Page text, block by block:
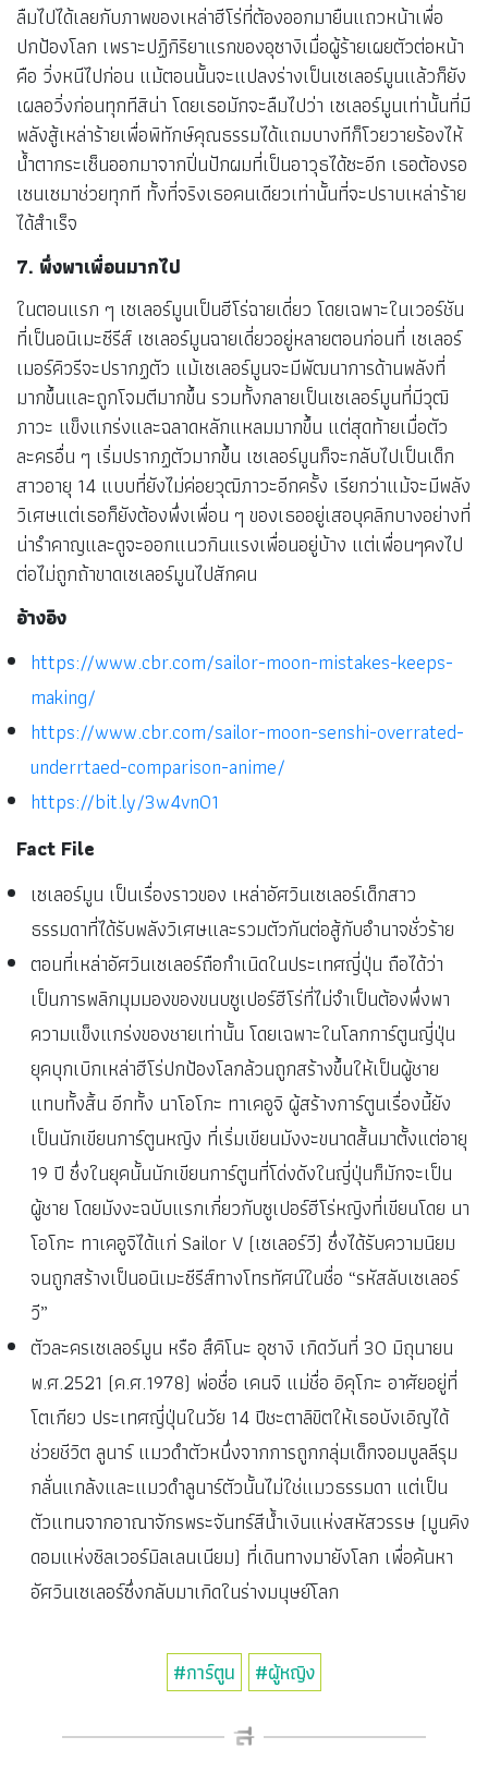
ลืมไปได้เลยกับภาพของเหล่าฮีโร่ที่ต้องออกมายืนแถวหน้าเพื่อ
ปกป้องโลก เพราะปฏิกิริยาแรกของอุซางิเมื่อผู้ร้ายเผยตัวต่อหน้า
คือ วิ่งหนีไปก่อน แม้ตอนนั้นจะแปลงร่างเป็นเซเลอร์มูนแล้วก็ยัง
เผลอวิ่งก่อนทุกทีสิน่า โดยเธอมักจะลืมไปว่า เซเลอร์มูนเท่านั้นที่มี
พลังสู้เหล่าร้ายเพื่อพิทักษ์คุณธรรมได้แถมบางทีก็โวยวายร้องไห้
น้ำตากระเซ็นออกมาจากปิ่นปักผมที่เป็นอาวุธได้ซะอีก เธอต้องรอ
เซนเซมาช่วยทุกที ทั้งที่จริงเธอคนเดียวเท่านั้นที่จะปราบเหล่าร้าย
ได้สำเร็จ
7. พึ่งพาเพื่อนมากไป
ในตอนแรก ๆ เซเลอร์มูนเป็นฮีโร่ฉายเดี่ยว โดยเฉพาะในเวอร์ชัน
ที่เป็นอนิเมะซีรีส์ เซเลอร์มูนฉายเดี่ยวอยู่หลายตอนก่อนที่ เซเลอร์
เมอร์คิวรีจะปรากฏตัว แม้เซเลอร์มูนจะมีพัฒนาการด้านพลังที่
มากขึ้นและถูกโจมตีมากขึ้น รวมทั้งกลายเป็นเซเลอร์มูนที่มีวุฒิ
ภาวะ แข็งแกร่งและฉลาดหลักแหลมมากขึ้น แต่สุดท้ายเมื่อตัว
ละครอื่น ๆ เริ่มปรากฏตัวมากขึ้น เซเลอร์มูนก็จะกลับไปเป็นเด็ก
สาวอายุ 14 แบบที่ยังไม่ค่อยวุฒิภาวะอีกครั้ง เรียกว่าแม้จะมีพลัง
วิเศษแต่เธอก็ยังต้องพึ่งเพื่อน ๆ ของเธออยู่เสอบุคลิกบางอย่างที่
น่ารำคาญและดูจะออกแนวกินแรงเพื่อนอยู่บ้าง แต่เพื่อนๆคงไป
ต่อไม่ถูกถ้าขาดเซเลอร์มูนไปสักคน
อ้างอิง
https://www.cbr.com/sailor-moon-mistakes-keeps-
making/
https://www.cbr.com/sailor-moon-senshi-overrated-
underrtaed-comparison-anime/
https://bit.ly/3w4vn01
Fact File
เซเลอร์มูน เป็นเรื่องราวของ เหล่าอัศวินเซเลอร์เด็กสาว
ธรรมดาที่ได้รับพลังวิเศษและรวมตัวกันต่อสู้กับอำนาจชั่วร้าย
ตอนที่เหล่าอัศวินเซเลอร์ถือกำเนิดในประเทศญี่ปุ่น ถือได้ว่า
เป็นการพลิกมุมมองของขนบซูเปอร์ฮีโร่ที่ไม่จำเป็นต้องพึ่งพา
ความแข็งแกร่งของชายเท่านั้น โดยเฉพาะในโลกการ์ตูนญี่ปุ่น
ยุคบุกเบิกเหล่าฮีโร่ปกป้องโลกล้วนถูกสร้างขึ้นให้เป็นผู้ชาย
แทบทั้งสิ้น อีกทั้ง นาโอโกะ ทาเคอูจิ ผู้สร้างการ์ตูนเรื่องนี้ยัง
เป็นนักเขียนการ์ตูนหญิง ที่เริ่มเขียนมังงะขนาดสั้นมาตั้งแต่อายุ
19 ปี ซึ่งในยุคนั้นนักเขียนการ์ตูนที่โด่งดังในญี่ปุ่นก็มักจะเป็น
ผู้ชาย โดยมังงะฉบับแรกเกี่ยวกับซูเปอร์ฮีโร่หญิงที่เขียนโดย นา
โอโกะ ทาเคอูจิได้แก่ Sailor V (เซเลอร์วี) ซึ่งได้รับความนิยม
จนถูกสร้างเป็นอนิเมะซีรีส์ทางโทรทัศน์ในชื่อ “รหัสลับเซเลอร์
วี”
ตัวละครเซเลอร์มูน หรือ สึคิโนะ อุซางิ เกิดวันที่ 30 มิถุนายน
พ.ศ.2521 (ค.ศ.1978) พ่อชื่อ เคนจิ แม่ชื่อ อิคุโกะ อาศัยอยู่ที่
โตเกียว ประเทศญี่ปุ่นในวัย 14 ปีชะตาลิขิตให้เธอบังเอิญได้
ช่วยชีวิต ลูนาร์ แมวดำตัวหนึ่งจากการถูกกลุ่มเด็กจอมบูลลีรุม
กลั่นแกล้งและแมวดำลูนาร์ตัวนั้นไม่ใช่แมวธรรมดา แต่เป็น
ตัวแทนจากอาณาจักรพระจันทร์สีน้ำเงินแห่งสหัสวรรษ (มูนคิง
ดอมแห่งซิลเวอร์มิลเลนเนียม) ที่เดินทางมายังโลก เพื่อค้นหา
อัศวินเซเลอร์ซึ่งกลับมาเกิดในร่างมนุษย์โลก
#การ์ตูน #ผู้หญิง